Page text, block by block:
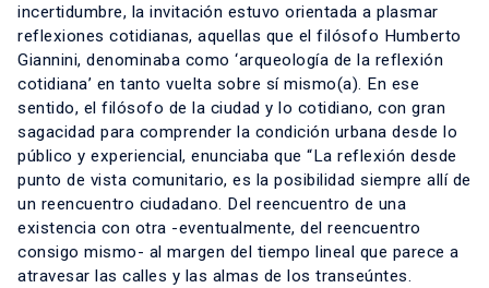
incertidumbre, la invitación estuvo orientada a plasmar
reflexiones cotidianas, aquellas que el filósofo Humberto
Giannini, denominaba como ‘arqueología de la reflexión
cotidiana’ en tanto vuelta sobre sí mismo(a). En ese
sentido, el filósofo de la ciudad y lo cotidiano, con gran
sagacidad para comprender la condición urbana desde lo
público y experiencial, enunciaba que “La reflexión desde
punto de vista comunitario, es la posibilidad siempre allí de
un reencuentro ciudadano. Del reencuentro de una
existencia con otra -eventualmente, del reencuentro
consigo mismo- al margen del tiempo lineal que parece a
atravesar las calles y las almas de los transeúntes.